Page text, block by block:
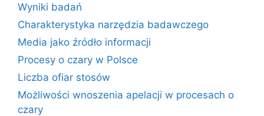
Wyniki badań
Charakterystyka narzędzia badawczego
Media jako źródło informacji
Procesy o czary w Polsce
Liczba ofiar stosów
Możliwości wnoszenia apelacji w procesach o
czary